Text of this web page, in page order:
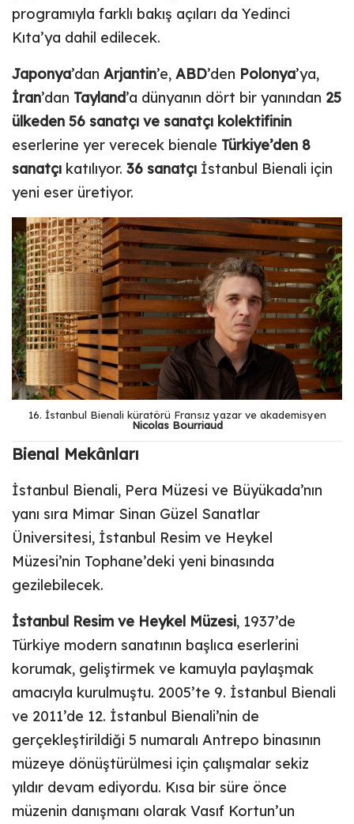
programıyla farklı bakış açıları da Yedinci
Kıta’ya dahil edilecek.
Japonya’danArjantin’e,ABD’den Polonya’ya,
İran’dan Tayland’a dünyanın dört bir yanından 25
ülkeden 56 sanatçı ve sanatçı kolektifinin
eserlerine yer verecek bienale Türkiye’den 8
sanatçı katılıyor.36 sanatçı İstanbul Bienali için
yeni eser üretiyor.
16. İstanbul Bienali küratörü Fransız yazar ve akademisyen
Nicolas Bourriaud
Bienal Mekânları
İstanbul Bienali, Pera Müzesi ve Büyükada’nın
yanı sıra Mimar Sinan Güzel Sanatlar
Üniversitesi, İstanbul Resim ve Heykel
Müzesi’nin Tophane’deki yeni binasında
gezilebilecek.
İstanbul Resim ve Heykel Müzesi, 1937’de
Türkiye modern sanatının başlıca eserlerini
korumak, geliştirmek ve kamuyla paylaşmak
amacıyla kurulmuştu. 2005’te 9. İstanbul Bienali
ve 2011’de 12. İstanbul Bienali’nin de
gerçekleştirildiği 5 numaralı Antrepo binasının
müzeye dönüştürülmesi için çalışmalar sekiz
yıldır devam ediyordu. Kısa bir süre önce
müzenin danışmanı olarak Vasıf Kortun’un